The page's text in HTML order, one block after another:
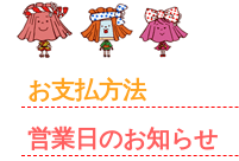
お支払方法
営業日のお知らせ